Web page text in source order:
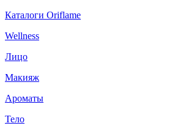
Каталоги Oriflame
Wellness
Лицо
Макияж
Ароматы
Тело